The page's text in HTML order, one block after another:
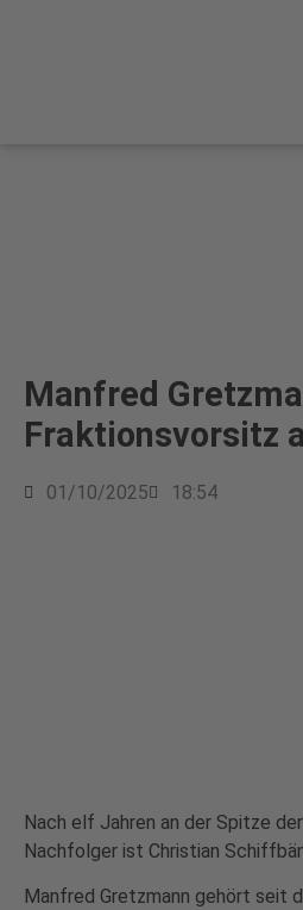
Manfred
Fraktionsvorsitz
01/10/2025 18:54
Nach elf Jahren an der Spitze
Nachfolger ist Christian
Manfred Gretzmann gehört seit